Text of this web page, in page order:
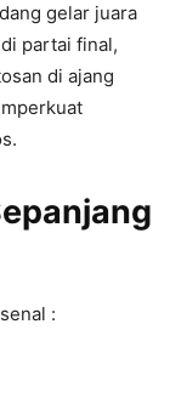
gelar juara
partai final,
di ajang
: